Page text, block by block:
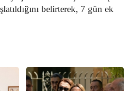
belirterek, 7 gün ek